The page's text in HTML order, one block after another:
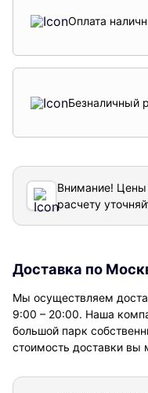
Оплата
Безналичный
Внимание! Цены
расчету
Доставка по
Мы осуществляем
9:00 – 20:00. Наша
большой парк
стоимость доставки вы